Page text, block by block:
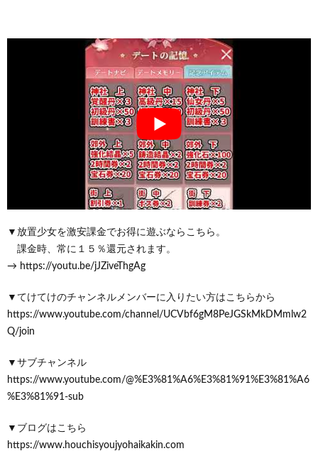
▼放置少女を激安課金でお得に遊ぶならこちら。
課金時、常に１５％還元されます。
→ https://youtu.be/jJZiveThgAg
▼てけてけのチャンネルメンバーに入りたい方はこちらから
https://www.youtube.com/channel/UCVbf6gM8PeJGSkMkDMmlw2
Q/join
▼サブチャンネル
https://www.youtube.com/@%E3%81%A6%E3%81%91%E3%81%A6
%E3%81%91-sub
▼ブログはこちら
https://www.houchisyoujyohaikakin.com